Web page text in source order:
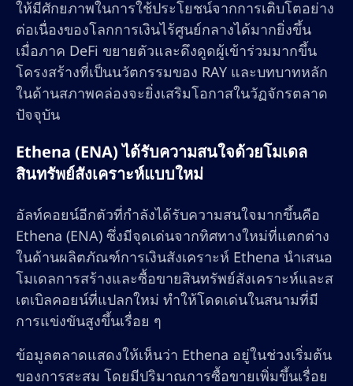
ให้มีศักยภาพในการใช้ประโยชน์จากการเติบโตอย่าง
ต่อเนื่องของโลกการเงินไร้ศูนย์กลางได้มากยิ่งขึ้น
เมื่อภาค DeFi ขยายตัวและดึงดูดผู้เข้าร่วมมากขึ้น
โครงสร้างที่เป็นนวัตกรรมของ RAY และบทบาทหลัก
ในด้านสภาพคล่องจะยิ่งเสริมโอกาสในวัฏจักรตลาด
ปัจจุบัน
Ethena (ENA) ได้รับความสนใจด้วยโมเดล
สินทรัพย์สังเคราะห์แบบใหม่
อัลท์คอยน์อีกตัวที่กำลังได้รับความสนใจมากขึ้นคือ
Ethena (ENA) ซึ่งมีจุดเด่นจากทิศทางใหม่ที่แตกต่าง
ในด้านผลิตภัณฑ์การเงินสังเคราะห์ Ethena นำเสนอ
โมเดลการสร้างและซื้อขายสินทรัพย์สังเคราะห์และส
เตเบิลคอยน์ที่แปลกใหม่ ทำให้โดดเด่นในสนามที่มี
การแข่งขันสูงขึ้นเรื่อย ๆ
ข้อมูลตลาดแสดงให้เห็นว่า Ethena อยู่ในช่วงเริ่มต้น
ของการสะสม โดยมีปริมาณการซื้อขายเพิ่มขึ้นเรื่อย